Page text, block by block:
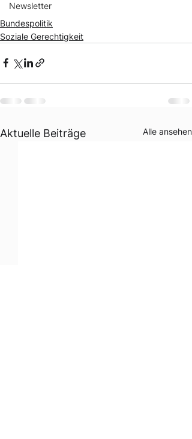
Newsletter
Bundespolitik
Soziale Gerechtigkeit
Aktuelle Beiträge Alle ansehen